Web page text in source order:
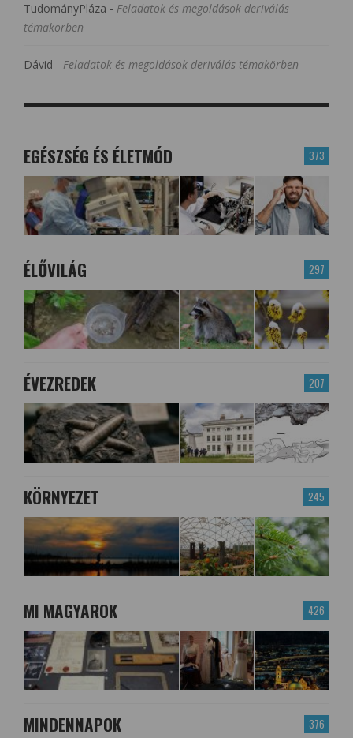
TudományPláza - Feladatok és megoldások deriválás
témakörben
Dávid - Feladatok és megoldások deriválás témakörben
373
EGÉSZSÉG ÉS ÉLETMÓD
297
ÉLŐVILÁG
207
ÉVEZREDEK
245
KÖRNYEZET
426
MI MAGYAROK
376
MINDENNAPOK